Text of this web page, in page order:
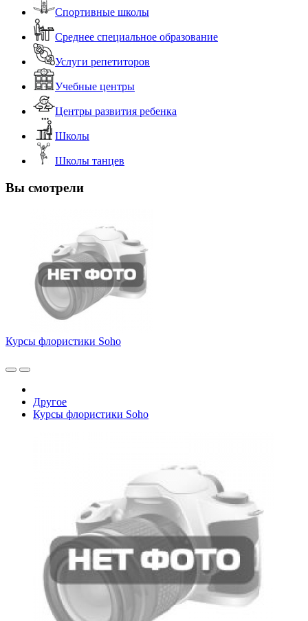
Спортивные школы
Среднее специальное образование
Услуги репетиторов
Учебные центры
Центры развития ребенка
Школы
Школы танцев
Вы смотрели
Курсы флористики Soho
Другое
Курсы флористики Soho